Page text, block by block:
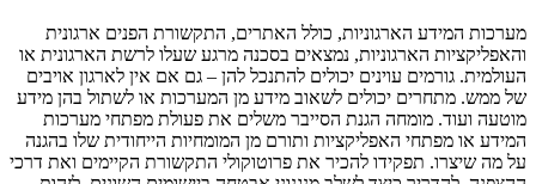
מערכות המידע הארגוניות, כולל האתרים, התקשורת הפנים ארגונית
והאפליקציות הארגוניות, נמצאים בסכנה מרגע שעלו לרשת הארגונית או
העולמית. גורמים עוינים יכולים להתנכל להן – גם אם אין לארגון אויבים
של ממש. מתחרים יכולים לשאוב מידע מן המערכות או לשתול בהן מידע
מוטעה ועוד. מומחה הגנת הסייבר משלים את פעולת מפתחי מערכות
המידע או מפתחי האפליקציות ותורם מן המומחיות הייחודית שלו בהגנה
על מה שיצרו. תפקידו להכיר את פרוטוקולי התקשורת הקיימים ואת דרכי